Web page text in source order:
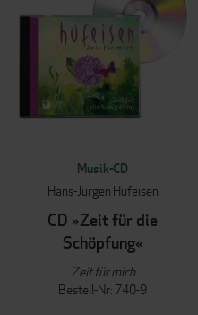
Musik-CD
Hans-Jürgen Hufeisen
CD »Zeit für die
Schöpfung«
Zeit für mich
Bestell-Nr: 740-9